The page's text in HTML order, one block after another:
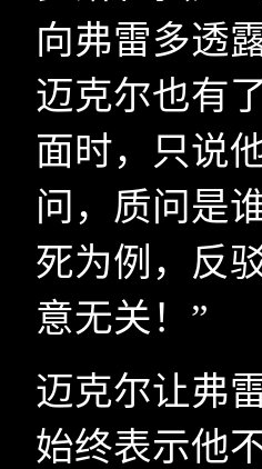
向弗雷多透
迈克尔也有
面时，只说
问，质问是
死为例，反
意无关！”
迈克尔让弗
始终表示他